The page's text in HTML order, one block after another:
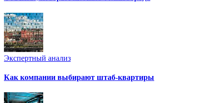
Экспертный анализ
Как компании выбирают штаб-квартиры